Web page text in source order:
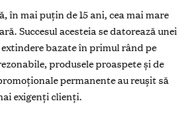
în mai puțin de 15 ani, cea mai mare
Succesul acesteia se datorează unei
bazate în primul rând pe
produsele proaspete și de
permanente au reușit să
exigenți clienți.